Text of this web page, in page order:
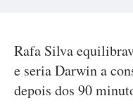
Rafa Silva
e seria Darwin a
depois dos 90